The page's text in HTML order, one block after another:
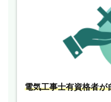
電気工事士有資格者が